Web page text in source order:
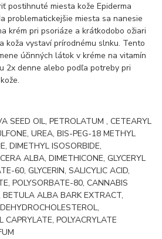
postihnuté miesta kože Epiderma
problematickejšie miesta sa nanesie
krém pri psoriáze a krátkodobo ožiari
koža vystaví prírodnému slnku. Tento
účinných látok v kréme na vitamín
2x denne alebo podľa potreby pri
SEED OIL, PETROLATUM , CETEARYL
UREA, BIS-PEG-18 METHYL
DIMETHYL ISOSORBIDE,
ALBA, DIMETHICONE, GLYCERYL
60, GLYCERIN, SALICYLIC ACID,
POLYSORBATE-80, CANNABIS
ALBA BARK EXTRACT,
CAPRYLATE, POLYACRYLATE